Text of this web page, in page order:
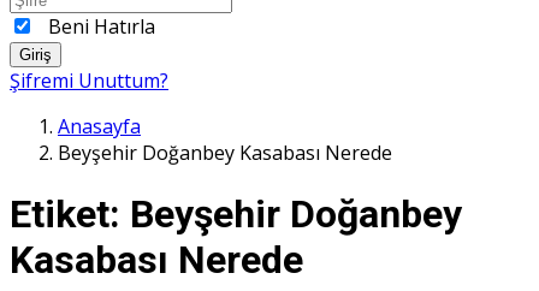
Beni Hatırla
Giriş
Şifremi Unuttum?
Anasayfa
Beyşehir Doğanbey Kasabası Nerede
Etiket: Beyşehir Doğanbey
Kasabası Nerede